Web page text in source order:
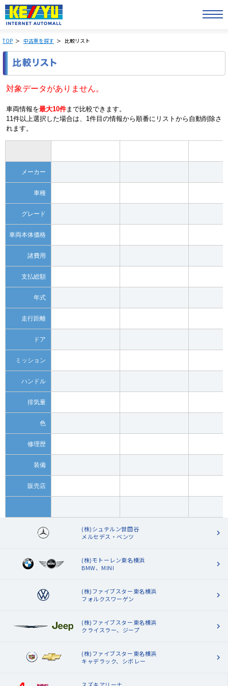
TOP 中古車を探す 比較リスト
対象データがありません。
車両情報を最大10件まで比較できます。
11件以上選択した場合は、1件目の情報から順番にリストから自動削除さ
れます。
メーカー
車種
グレード
車両本体価格
諸費用
支払総額
年式
走行距離
ドア
ミッション
ハンドル
排気量
色
修理歴
装備
販売店
(株)シュテルン世田谷
メルセデス・ベンツ
(株)モトーレン東名横浜
BMW、MINI
(株)ファイブスター東名横浜
フォルクスワーゲン
(株)ファイブスター東名横浜
クライスラー、ジープ
(株)ファイブスター東名横浜
キャデラック、シボレー